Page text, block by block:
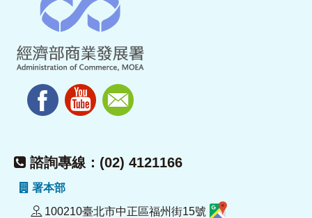
諮詢專線：(02) 4121166
署本部
100210臺北市中正區福州街15號